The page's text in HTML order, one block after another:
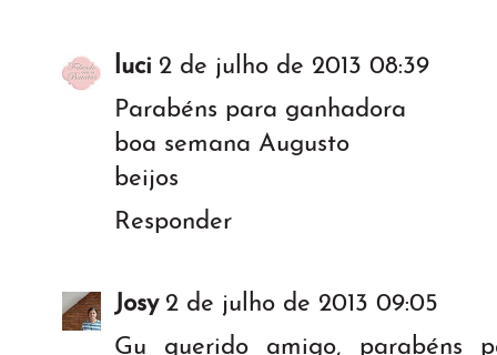
luci 2 de julho de 2013 08:39
Parabéns para ganhadora
boa semana Augusto
beijos
Responder
Josy 2 de julho de 2013 09:05
Gu querido amigo, parabéns